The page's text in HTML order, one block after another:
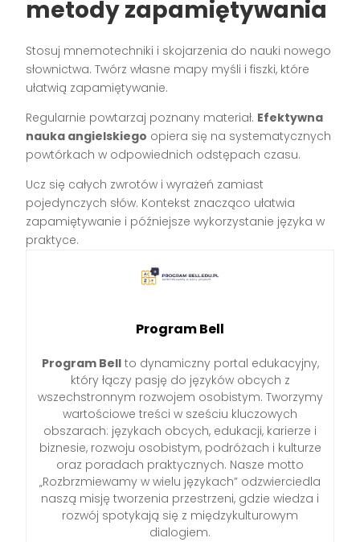
metody zapamiętywania
Stosuj mnemotechniki i skojarzenia do nauki nowego
słownictwa. Twórz własne mapy myśli i fiszki, które
ułatwią zapamiętywanie.
Regularnie powtarzaj poznany materiał. Efektywna
nauka angielskiego opiera się na systematycznych
powtórkach w odpowiednich odstępach czasu.
Ucz się całych zwrotów i wyrażeń zamiast
pojedynczych słów. Kontekst znacząco ułatwia
zapamiętywanie i późniejsze wykorzystanie języka w
praktyce.
Program Bell
Program Bellto dynamiczny portal edukacyjny,
który łączy pasję do języków obcych z
wszechstronnym rozwojem osobistym. Tworzymy
wartościowe treści w sześciu kluczowych
obszarach: językach obcych, edukacji, karierze i
biznesie, rozwoju osobistym, podróżach i kulturze
oraz poradach praktycznych. Nasze motto
„Rozbrzmiewamy w wielu językach” odzwierciedla
naszą misję tworzenia przestrzeni, gdzie wiedza i
rozwój spotykają się z międzykulturowym
dialogiem.